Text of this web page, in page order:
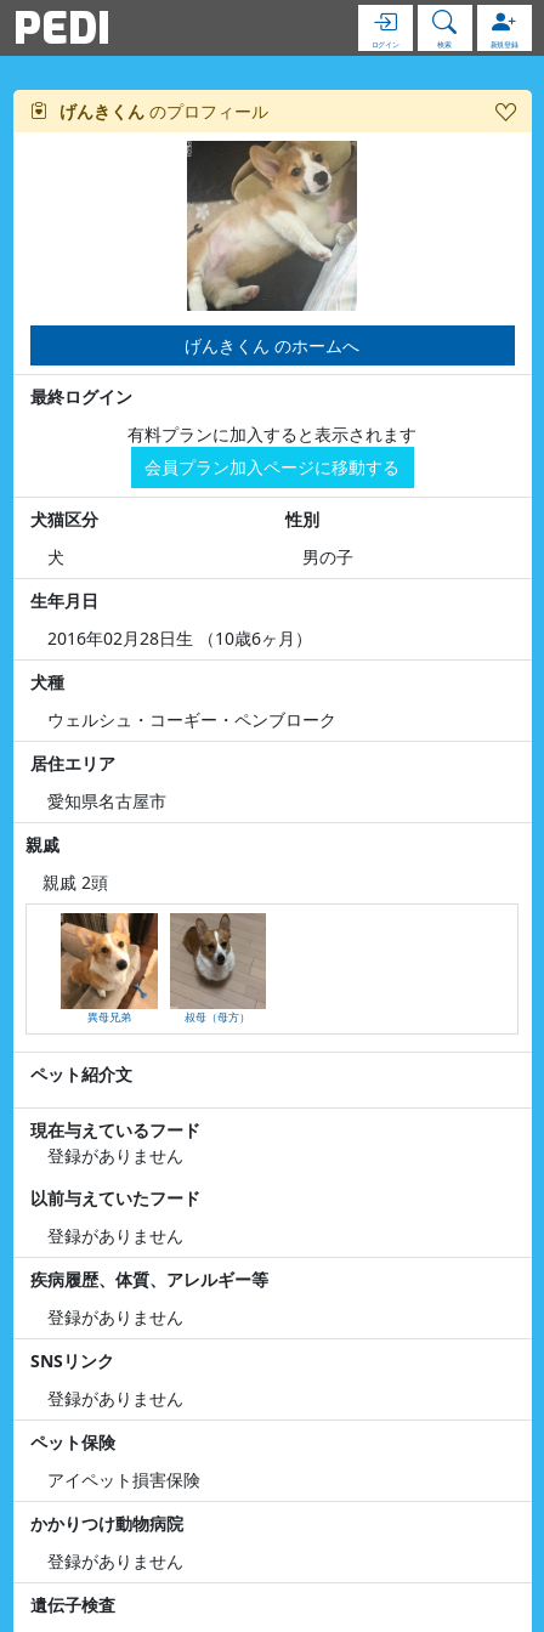
PEDI ログイン 検索 新規登録
げんきくん のプロフィール
げんきくん のホームへ
最終ログイン
有料プランに加入すると表示されます
会員プラン加入ページに移動する
犬猫区分
犬
性別
男の子
生年月日
2016年02月28日生 （10歳6ヶ月）
犬種
ウェルシュ・コーギー・ペンブローク
居住エリア
愛知県名古屋市
親戚
親戚 2頭
異母兄弟 叔母（母方）
ペット紹介文
現在与えているフード
登録がありません
以前与えていたフード
登録がありません
疾病履歴、体質、アレルギー等
登録がありません
SNSリンク
登録がありません
ペット保険
アイペット損害保険
かかりつけ動物病院
登録がありません
遺伝子検査